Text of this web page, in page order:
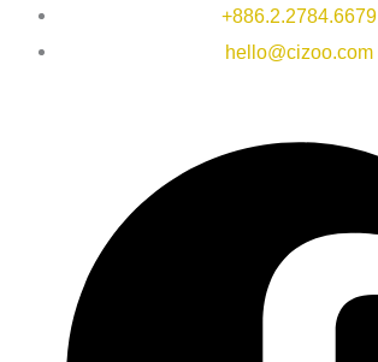
+886.2.2784.6679
hello@cizoo.com